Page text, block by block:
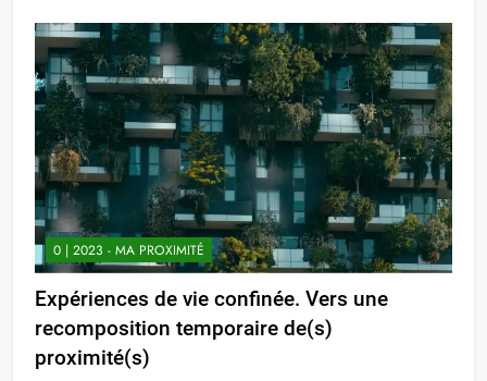
0 | 2023 - MA PROXIMITÉ
Expériences de vie confinée. Vers une
recomposition temporaire de(s)
proximité(s)